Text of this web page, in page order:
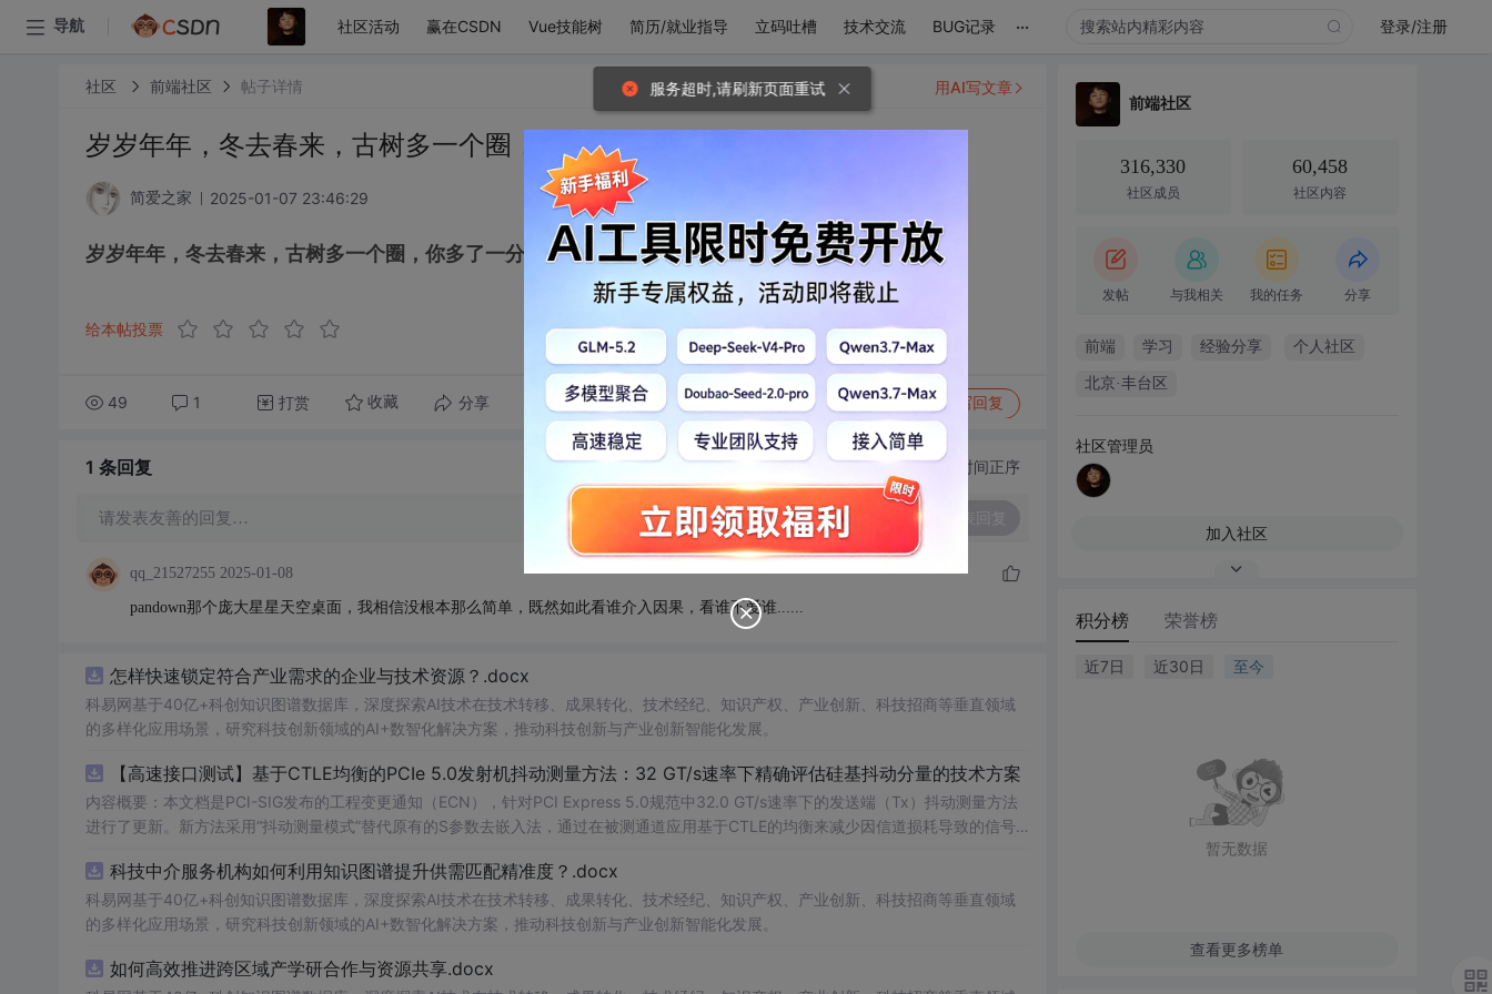
导航 社区活动 赢在CSDN Vue技能树 简历/就业指导 立码吐槽 技术交流 BUG记录 ... 登录/注册
社区 前端社区 帖子详情
岁岁年年，冬去春来，古树多一个圈，你多了一分可爱。
简爱之家 2025-01-07 23:46:29
岁岁年年，冬去春来，古树多一个圈，你多了一分可爱。 花趣站长
给本帖投票
49 1 打赏 收藏 分享 转发到动态 举报 写回复
用AI写文章
1 条回复 切换为时间正序
请发表友善的回复…
qq_21527255 2025-01-08
pandown那个庞大星星天空桌面，我相信没根本那么简单，既然如此看谁介入因果，看谁不爱谁......
怎样快速锁定符合产业需求的企业与技术资源？.docx
科易网基于40亿+科创知识图谱数据库，深度探索AI技术在技术转移、成果转化、技术经纪、知识产权、产业创新、科技招商等垂直领域
的多样化应用场景，研究科技创新领域的AI+数智化解决方案，推动科技创新与产业创新智能化发展。
【高速接口测试】基于CTLE均衡的PCIe 5.0发射机抖动测量方法：32 GT/s速率下精确评估硅基抖动分量的技术方案
内容概要：本文档是PCI-SIG发布的工程变更通知（ECN），针对PCI Express 5.0规范中32.0 GT/s速率下的发送端（Tx）抖动测量方法
进行了更新。新方法采用“抖动测量模式”替代原有的S参数去嵌入法，通过在被测通道应用基于CTLE的均衡来减少因信道损耗导致的信号
去嵌入过程中高频噪声放大带来的测量不准确性。对于2.5至16.0 GT/s速率，原有测量方法保持不变。; 适合人群：从事高速接口设计、验
证或测试的工程师，尤其是涉及PC
科技中介服务机构如何利用知识图谱提升供需匹配精准度？.docx
科易网基于40亿+科创知识图谱数据库，深度探索AI技术在技术转移、成果转化、技术经纪、知识产权、产业创新、科技招商等垂直领域
的多样化应用场景，研究科技创新领域的AI+数智化解决方案，推动科技创新与产业创新智能化发展。
如何高效推进跨区域产学研合作与资源共享.docx
前端社区
316,330
社区成员
60,458
社区内容
发帖 与我相关 我的任务 分享
前端 学习 经验分享 个人社区
北京·丰台区
社区管理员
加入社区
积分榜 荣誉榜
近7日 近30日 至今
暂无数据
查看更多榜单
服务超时,请刷新页面重试